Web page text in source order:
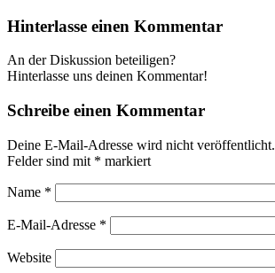
Hinterlasse einen Kommentar
An der Diskussion beteiligen?
Hinterlasse uns deinen Kommentar!
Schreibe einen Kommentar
Deine E-Mail-Adresse wird nicht veröffentlicht.
Felder sind mit * markiert
Name *
E-Mail-Adresse *
Website